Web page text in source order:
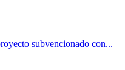
subvencionado con...